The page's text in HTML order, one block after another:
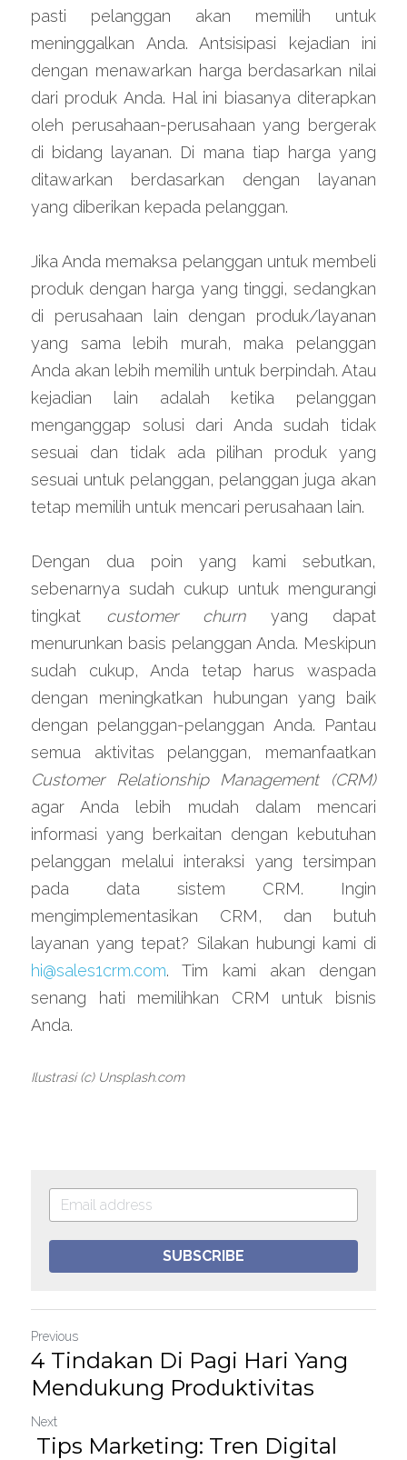
pasti pelanggan akan memilih untuk
meninggalkan Anda. Antsisipasi kejadian ini
dengan menawarkan harga berdasarkan nilai
dari produk Anda. Hal ini biasanya diterapkan
oleh perusahaan-perusahaan yang bergerak
di bidang layanan. Di mana tiap harga yang
ditawarkan berdasarkan dengan layanan
yang diberikan kepada pelanggan.
Jika Anda memaksa pelanggan untuk membeli
produk dengan harga yang tinggi, sedangkan
di perusahaan lain dengan produk/layanan
yang sama lebih murah, maka pelanggan
Anda akan lebih memilih untuk berpindah. Atau
kejadian lain adalah ketika pelanggan
menganggap solusi dari Anda sudah tidak
sesuai dan tidak ada pilihan produk yang
sesuai untuk pelanggan, pelanggan juga akan
tetap memilih untuk mencari perusahaan lain.
Dengan dua poin yang kami sebutkan,
sebenarnya sudah cukup untuk mengurangi
tingkat customer churn yang dapat
menurunkan basis pelanggan Anda. Meskipun
sudah cukup, Anda tetap harus waspada
dengan meningkatkan hubungan yang baik
dengan pelanggan-pelanggan Anda. Pantau
Customer Relationship Management (CRM)
agar Anda lebih mudah dalam mencari
informasi yang berkaitan dengan kebutuhan
pelanggan melalui interaksi yang tersimpan
pada data sistem CRM. Ingin
mengimplementasikan CRM, dan butuh
hi@sales1crm.com. Tim kami akan dengan
senang hati memilihkan CRM untuk bisnis
Anda.
Ilustrasi (c) Unsplash.com
SUBSCRIBE
Previous
4 Tindakan Di Pagi Hari Yang
Mendukung Produktivitas
Next
Tips Marketing: Tren Digital